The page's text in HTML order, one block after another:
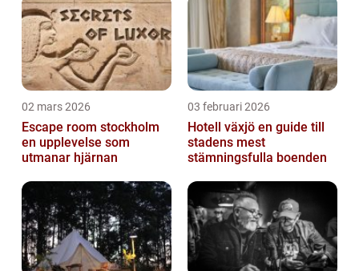
02 mars 2026
Escape room stockholm
en upplevelse som
utmanar hjärnan
03 februari 2026
Hotell växjö en guide till
stadens mest
stämningsfulla boenden